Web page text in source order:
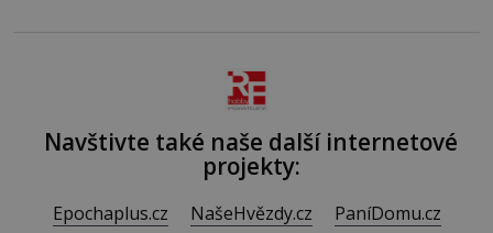
Navštivte také naše další internetové
projekty:
Epochaplus.cz NašeHvězdy.cz PaníDomu.cz